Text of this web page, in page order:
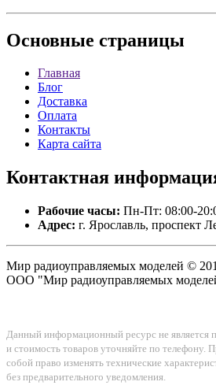
Основные страницы
Главная
Блог
Доставка
Оплата
Контакты
Карта сайта
Контактная
Рабочие часы: Пн-Пт: 08:00-
Адрес: г. Ярославль, проспект
Мир радиоуправляемых моделей ©
ООО "Мир радиоуправляемых
Данный информационный ресурс не является
и стоимость товаров уточняйте по телефону.
собой право изменять технические
без предварительного уведомления.